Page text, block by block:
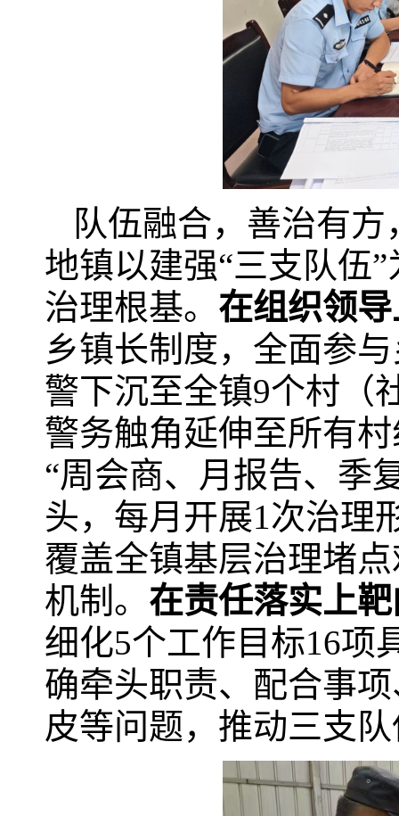
队伍融合，善治有
地镇以建强“三支队伍
治理根基。 在组织领
乡镇长制度，全面参
警下沉至全镇9个村（
警务触角延伸至所有
“周会商、月报告、季
头，每月开展1次治理
覆盖全镇基层治理堵
机制。 在责任落实上
细化5个工作目标16项
确牵头职责、配合事
皮等问题，推动三支